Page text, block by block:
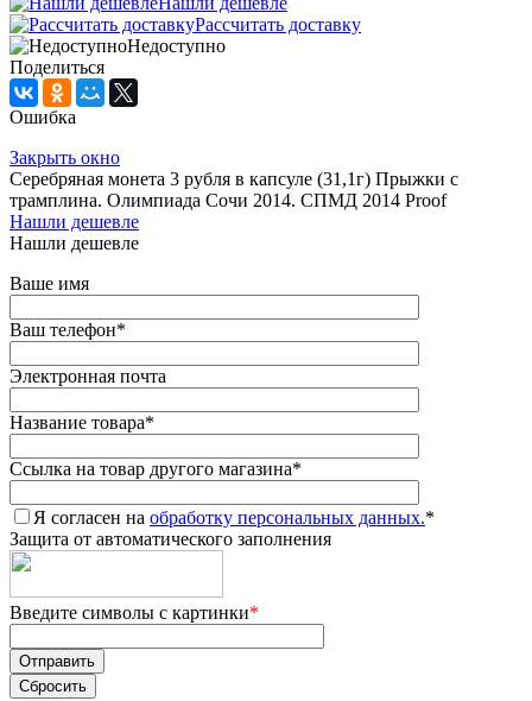
Рассчитать доставку
Недоступно
Поделиться
Ошибка
Закрыть окно
Серебряная монета 3 рубля в капсуле (31,1г) Прыжки с
трамплина. Олимпиада Сочи 2014. СПМД 2014 Proof
Нашли дешевле
Нашли дешевле
Ваше имя
Ваш телефон*
Электронная почта
Название товара*
Ссылка на товар другого магазина*
Я согласен на обработку персональных данных.*
Защита от автоматического заполнения
Введите символы с картинки*